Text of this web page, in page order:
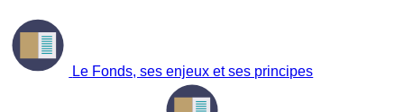
Le Fonds, ses enjeux et ses principes